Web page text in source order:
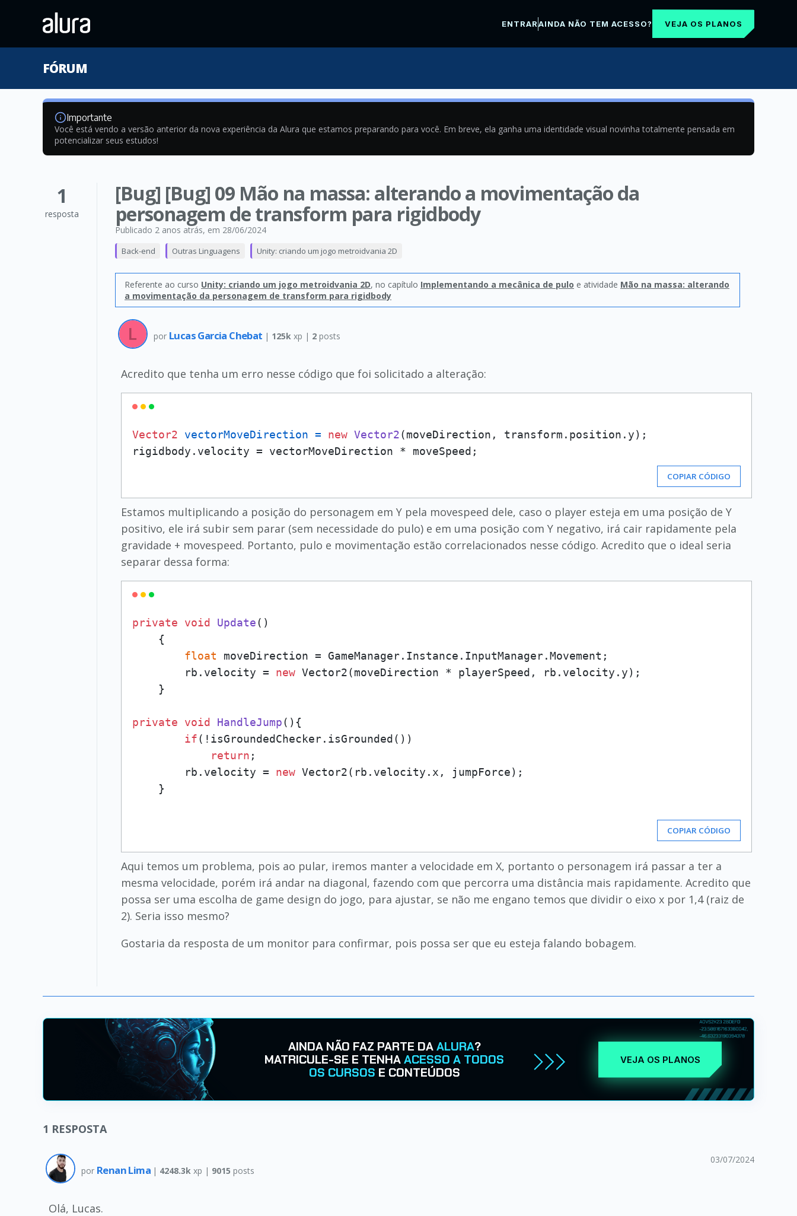
ENTRARAINDA NÃO TEM ACESSO? VEJA OS PLANOS
FÓRUM
Importante
Você está vendo a versão anterior da nova experiência da Alura que estamos preparando para você. Em breve, ela ganha uma identidade visual novinha totalmente pensada em
potencializar seus estudos!
1
resposta
[Bug] [Bug] 09 Mão na massa: alterando a movimentação da
personagem de transform para rigidbody
Publicado 2 anos atrás, em 28/06/2024
Back-end Outras Linguagens Unity: criando um jogo metroidvania 2D
Referente ao curso Unity: criando um jogo metroidvania 2D, no capítulo Implementando a mecânica de pulo e atividade Mão na massa: alterando
a movimentação da personagem de transform para rigidbody
por Lucas Garcia Chebat | 125k xp | 2 posts
Acredito que tenha um erro nesse código que foi solicitado a alteração:
Vector2 vectorMoveDirection = new Vector2(moveDirection, transform.position.y);
COPIAR CÓDIGO
Estamos multiplicando a posição do personagem em Y pela movespeed dele, caso o player esteja em uma posição de Y
positivo, ele irá subir sem parar (sem necessidade do pulo) e em uma posição com Y negativo, irá cair rapidamente pela
gravidade + movespeed. Portanto, pulo e movimentação estão correlacionados nesse código. Acredito que o ideal seria
separar dessa forma:
private void Update()
    {
float moveDirection = GameManager.Instance.InputManager.Movement;
        rb.velocity =
new Vector2(moveDirection * playerSpeed, rb.velocity.y);
    }
private void HandleJump() {
if(!isGroundedChecker.isGrounded())
return ;
        rb.velocity =
new Vector2(rb.velocity.x, jumpForce);
    }
COPIAR CÓDIGO
Aqui temos um problema, pois ao pular, iremos manter a velocidade em X, portanto o personagem irá passar a ter a
mesma velocidade, porém irá andar na diagonal, fazendo com que percorra uma distância mais rapidamente. Acredito que
possa ser uma escolha de game design do jogo, para ajustar, se não me engano temos que dividir o eixo x por 1,4 (raiz de
2). Seria isso mesmo?
Gostaria da resposta de um monitor para confirmar, pois possa ser que eu esteja falando bobagem.
AINDA NÃO FAZ PARTE DAALURA?
MATRICULE-SE E TENHAACESSO A TODOS
OS CURSOS E CONTEÚDOS
VEJA OS PLANOS
1 RESPOSTA
por Renan Lima | 4248.3k xp | 9015 posts
03/07/2024
Olá, Lucas.